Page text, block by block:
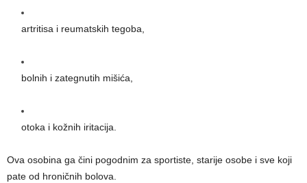
artritisa i reumatskih tegoba,
bolnih i zategnutih mišića,
otoka i kožnih iritacija.
Ova osobina ga čini pogodnim za sportiste, starije osobe i sve koji
pate od hroničnih bolova.